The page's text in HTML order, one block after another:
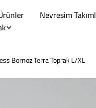
Nevresim
Bornoz Terra Toprak L/XL